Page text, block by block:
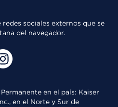
sociales externos que se
del navegador.
en el país: Kaiser
en el Norte y Sur de